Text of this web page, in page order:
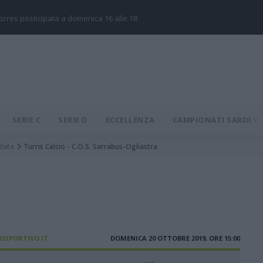
posticipata a domenica 16 alle 18
SERIE C SERIE D ECCELLENZA CAMPIONATI SARDI
Turris Calcio - C.O.S. Sarrabus-Ogliastra
DOMENICA 20 OTTOBRE 2019, ORE 15:00